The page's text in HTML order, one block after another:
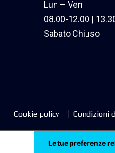
Lun – Ven
08.00-12.00 |
Sabato Chiuso
Cookie policy Condizioni
Le tue preferenze